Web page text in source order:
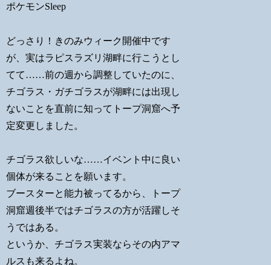
ポケモンSleep
どっさり！きのみウィーク開催中です
が、実はラピスラズリ湖畔に行こうとし
てて……前の週から調整していたのに、
チゴラス・ガチゴラスが湖畔には出現し
ないことを直前に知ってトープ洞窟へ予
定変更しました。
チゴラス欲しいな……イベント中に良い
個体が来ることを願います。
ブースターと能力被ってるから、トープ
洞窟週後半ではチゴラスの方が活躍しそ
うではある。
というか、チゴラス実装ならその内アマ
ルスも来るよね。